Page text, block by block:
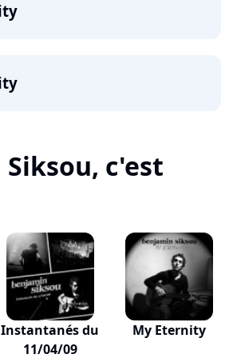
c'est
Instantanés du
11/04/09
My Eternity